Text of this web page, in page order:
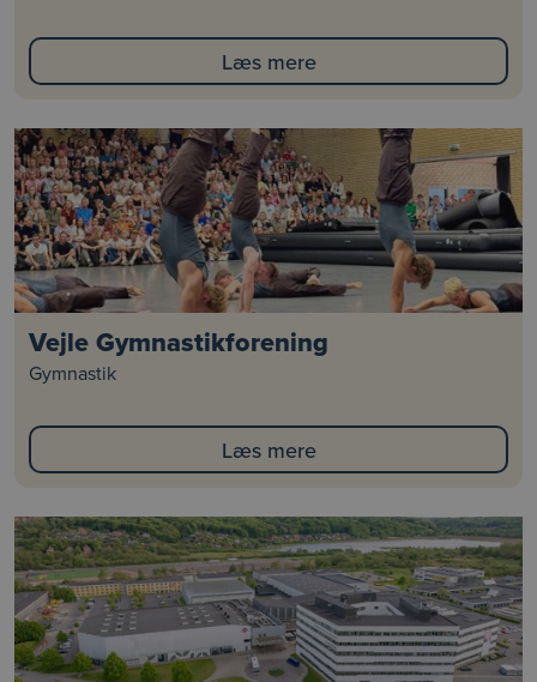
Læs mere
Vejle Gymnastikforening
Gymnastik
Læs mere